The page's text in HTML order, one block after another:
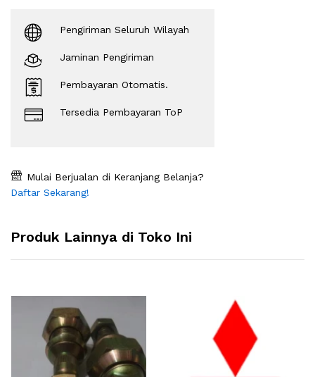
Pengiriman Seluruh Wilayah
Jaminan Pengiriman
Pembayaran Otomatis.
Tersedia Pembayaran ToP
Mulai Berjualan di Keranjang Belanja?
Daftar Sekarang!
Produk Lainnya di Toko Ini